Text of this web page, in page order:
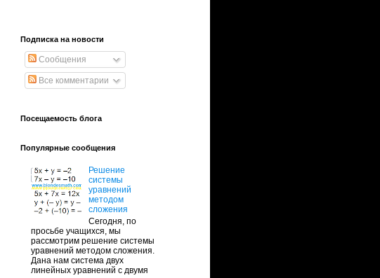
Подписка на новости
Сообщения
Все комментарии
Посещаемость блога
Популярные сообщения
Решение
системы
уравнений
методом
сложения
Сегодня, по
просьбе учащихся, мы
рассмотрим решение системы
уравнений методом сложения.
Дана нам система двух
линейных уравнений с двумя